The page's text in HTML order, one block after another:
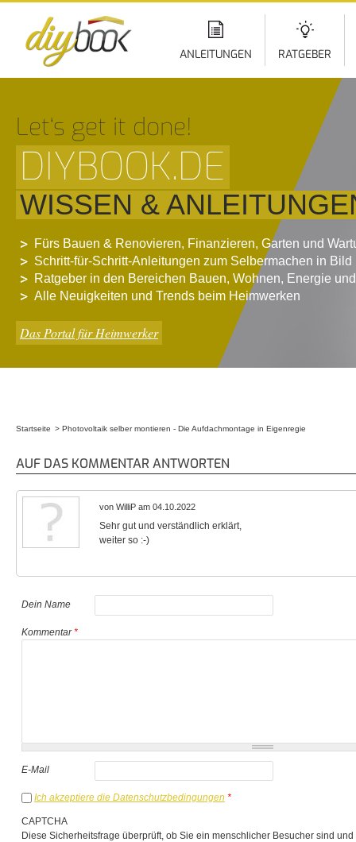
ANLEITUNGEN RATGEBER
Let‘s get it done!
DIYBOOK.DE
WISSEN &
Fürs Bauen & Renovieren, Finanzieren, Garten und
Schritt-für-Schritt-Anleitungen zum Selbermachen in Bild
Ratgeber in den Bereichen Bauen, Wohnen, Energie
Alle Neuigkeiten und Trends beim Heimwerken
Das Portal für Heimwerker
Startseite Photovoltaik selber montieren - Die Aufdachmontage in Eigenregie
AUF DAS KOMMENTAR ANTWORTEN
von WilliP am 04.10.2022
Sehr gut und verständlich erklärt,
weiter so :-)
Dein Name
Kommentar*
E-Mail
Ich akzeptiere die Datenschutzbedingungen *
CAPTCHA
Diese Sicherheitsfrage überprüft, ob Sie ein menschlicher Besucher sind